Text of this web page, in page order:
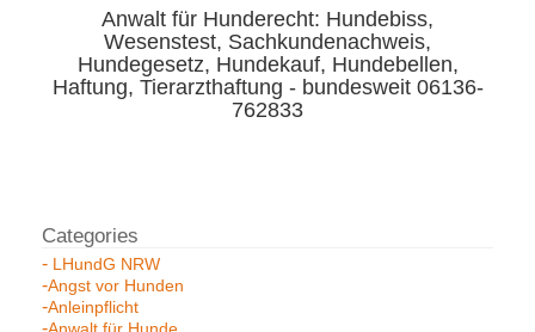
Anwalt für Hunderecht: Hundebiss,
Wesenstest, Sachkundenachweis,
Hundegesetz, Hundekauf, Hundebellen,
Haftung, Tierarzthaftung - bundesweit 06136-
762833
LHundG NRW
Angst vor Hunden
Anleinpflicht